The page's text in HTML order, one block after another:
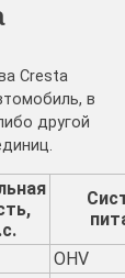
Cresta
в
другой
OHV